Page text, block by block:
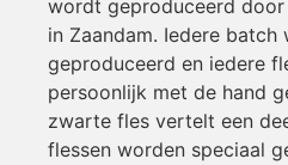
wordt geproduceerd
in Zaandam. Iedere
geproduceerd en iedere
persoonlijk met de hand
zwarte fles vertelt een
flessen worden speciaal